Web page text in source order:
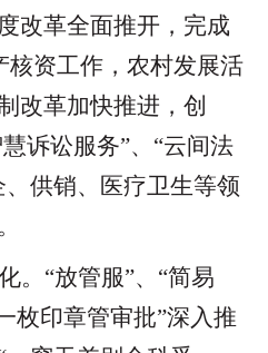
改革全面推开，完成
核资工作，农村发展活
改革加快推进，创
诉讼服务”、 “云间法
供销、医疗卫生等领
。 “放管服”、 “简易
枚印章管审批”深入推